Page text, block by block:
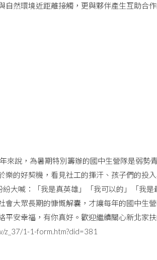
然環境近距離接觸，更與夥伴產生互助合
說，為暑期特別籌辦的國中生營隊是弱勢
的好契機，看見社工的揮汗、孩子們的投
大喊：「我是真英雄」「我可以的」「我
大眾長期的慷慨解囊，才讓每年的國中生
安幸福，有你真好。歡迎繼續關心新北家
1-1-form.htm?did=381